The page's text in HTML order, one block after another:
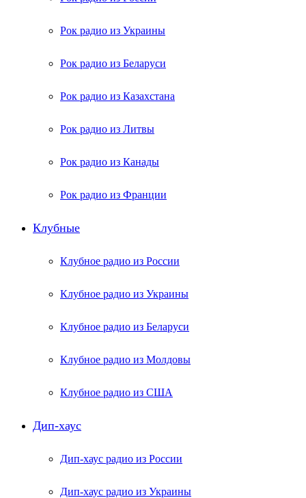
Рок радио из Украины
Рок радио из Беларуси
Рок радио из Казахстана
Рок радио из Литвы
Рок радио из Канады
Рок радио из Франции
Клубные
Клубное радио из России
Клубное радио из Украины
Клубное радио из Беларуси
Клубное радио из Молдовы
Клубное радио из США
Дип-хаус
Дип-хаус радио из России
Дип-хаус радио из Украины